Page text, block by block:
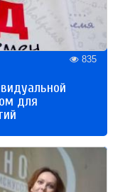
835
для